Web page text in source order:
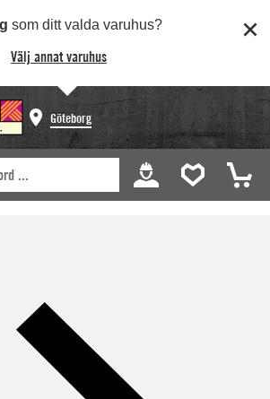
som ditt valda varuhus?
Välj annat varuhus
Göteborg